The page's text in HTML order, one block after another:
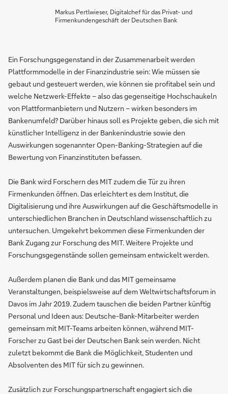
Markus Pertlwieser, Digitalchef für das Privat- und
Firmenkundengeschäft der Deutschen Bank
Ein Forschungsgegenstand in der Zusammenarbeit werden
Plattformmodelle in der Finanzindustrie sein: Wie müssen sie
gebaut und gesteuert werden, wie können sie profitabel sein und
welche Netzwerk-Effekte – also das gegenseitige Hochschaukeln
von Plattformanbietern und Nutzern – wirken besonders im
Bankenumfeld? Darüber hinaus soll es Projekte geben, die sich mit
künstlicher Intelligenz in der Bankenindustrie sowie den
Auswirkungen sogenannter Open-Banking-Strategien auf die
Bewertung von Finanzinstituten befassen.
Die Bank wird Forschern des MIT zudem die Tür zu ihren
Firmenkunden öffnen. Das erleichtert es dem Institut, die
Digitalisierung und ihre Auswirkungen auf die Geschäftsmodelle in
unterschiedlichen Branchen in Deutschland wissenschaftlich zu
untersuchen. Umgekehrt bekommen diese Firmenkunden der
Bank Zugang zur Forschung des MIT. Weitere Projekte und
Forschungsgegenstände sollen gemeinsam entwickelt werden.
Außerdem planen die Bank und das MIT gemeinsame
Veranstaltungen, beispielsweise auf dem Weltwirtschaftsforum in
Davos im Jahr 2019. Zudem tauschen die beiden Partner künftig
Personal und Ideen aus: Deutsche-Bank-Mitarbeiter werden
gemeinsam mit MIT-Teams arbeiten können, während MIT-
Forscher zu Gast bei der Deutschen Bank sein werden. Nicht
zuletzt bekommt die Bank die Möglichkeit, Studenten und
Absolventen des MIT für sich zu gewinnen.
Zusätzlich zur Forschungspartnerschaft engagiert sich die